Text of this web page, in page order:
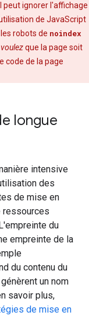
peut ignorer l'affichage
de JavaScript
robots de noindex
voulezque la page soit
code de la page
longue
intensive
des
de mise en
ressources
du
empreinte de la
du contenu du
un nom
savoir plus,
de mise en